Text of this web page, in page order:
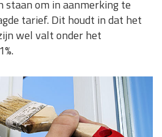
staan om in aanmerking te
tarief. Dit houdt in dat het
wel valt onder het